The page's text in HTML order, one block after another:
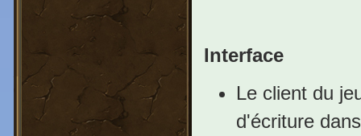
Interface
Le client du
d'écriture